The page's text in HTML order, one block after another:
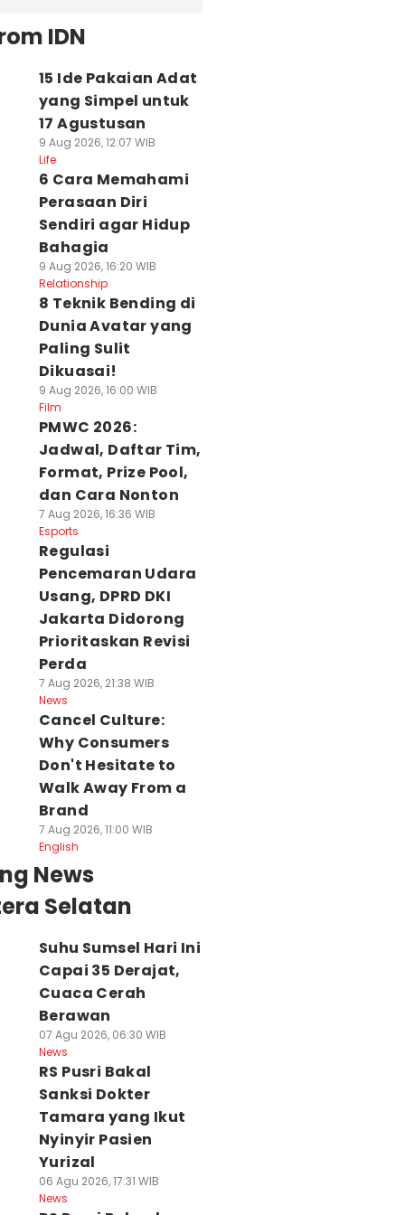
IDN
15 Ide Pakaian Adat
yang Simpel untuk
17 Agustusan
9 Aug 2026, 12:07 WIB
Life
6 Cara Memahami
Perasaan Diri
Sendiri agar Hidup
Bahagia
9 Aug 2026, 16:20 WIB
Relationship
8 Teknik Bending di
Dunia Avatar yang
Paling Sulit
Dikuasai!
9 Aug 2026, 16:00 WIB
Film
PMWC 2026:
Jadwal, Daftar Tim,
Format, Prize Pool,
dan Cara Nonton
7 Aug 2026, 16:36 WIB
Esports
Regulasi
Pencemaran Udara
Usang, DPRD DKI
Jakarta Didorong
Prioritaskan Revisi
Perda
7 Aug 2026, 21:38 WIB
News
Cancel Culture:
Why Consumers
Don't Hesitate to
Walk Away From a
Brand
7 Aug 2026, 11:00 WIB
English
News
Selatan
Suhu Sumsel Hari Ini
Capai 35 Derajat,
Cuaca Cerah
Berawan
07 Agu 2026, 06:30 WIB
News
RS Pusri Bakal
Sanksi Dokter
Tamara yang Ikut
Nyinyir Pasien
Yurizal
06 Agu 2026, 17:31 WIB
News